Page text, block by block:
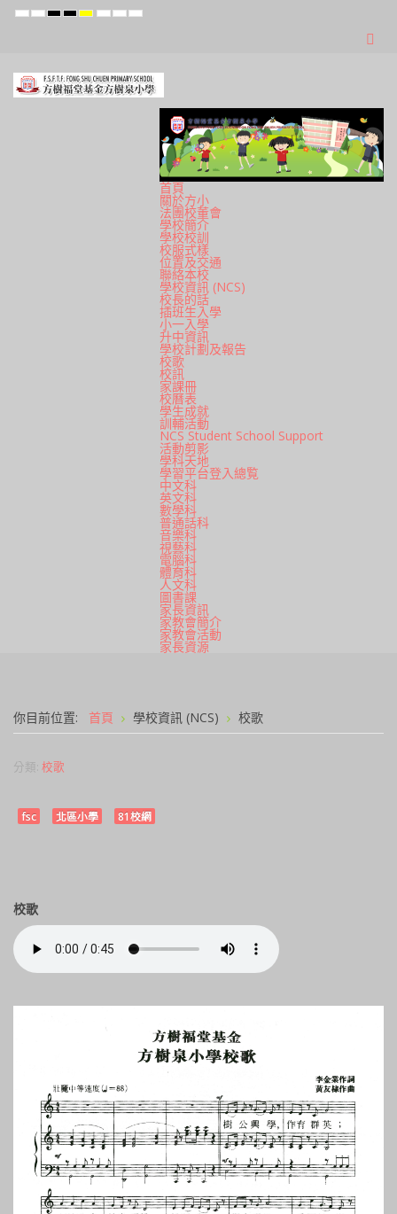
Default
NightHighHighHighSetSetSet
首頁
關於方小
法團校董會
學校簡介
學校校訓
校服式樣
位置及交通
聯絡本校
學校資訊 (NCS)
校長的話
插班生入學
小一入學
升中資訊
學校計劃及報告
校歌
校訊
家課冊
校曆表
學生成就
訓輔活動
NCS Student School Support
活動剪影
學科天地
學習平台登入總覧
中文科
英文科
數學科
普通話科
音樂科
視藝科
電腦科
體育科
人文科
圖書課
家長資訊
家教會簡介
家教會活動
家長資源
你目前位置: 首頁 學校資訊 (NCS) 校歌
分類: 校歌
fsc 北區小學 81校網
校歌